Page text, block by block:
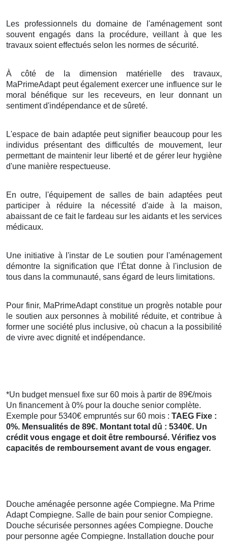
Les professionnels du domaine de l'aménagement sont
souvent engagés dans la procédure, veillant à que les
travaux soient effectués selon les normes de sécurité.
À côté de la dimension matérielle des travaux,
MaPrimeAdapt peut également exercer une influence sur le
moral bénéfique sur les receveurs, en leur donnant un
sentiment d'indépendance et de sûreté.
L'espace de bain adaptée peut signifier beaucoup pour les
individus présentant des difficultés de mouvement, leur
permettant de maintenir leur liberté et de gérer leur hygiène
d'une manière respectueuse.
En outre, l'équipement de salles de bain adaptées peut
participer à réduire la nécessité d'aide à la maison,
abaissant de ce fait le fardeau sur les aidants et les services
médicaux.
Une initiative à l'instar de Le soutien pour l'aménagement
démontre la signification que l'État donne à l'inclusion de
tous dans la communauté, sans égard de leurs limitations.
Pour finir, MaPrimeAdapt constitue un progrès notable pour
le soutien aux personnes à mobilité réduite, et contribue à
former une société plus inclusive, où chacun a la possibilité
de vivre avec dignité et indépendance.
*Un budget mensuel fixe sur 60 mois à partir de 89€/mois
Un financement à 0% pour la douche senior complète.
Exemple pour 5340€ empruntés sur 60 mois : TAEG Fixe :
0%. Mensualités de 89€. Montant total dû : 5340€. Un
crédit vous engage et doit être remboursé. Vérifiez vos
capacités de remboursement avant de vous engager.
Douche aménagée personne agée Compiegne. Ma Prime
Adapt Compiegne. Salle de bain pour senior Compiegne.
Douche sécurisée personnes agées Compiegne. Douche
pour personne agée Compiegne. Installation douche pour